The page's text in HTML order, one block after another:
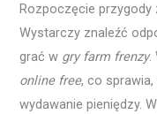
Rozpoczęcie przygody
Wystarczy znaleźć
grać w gry farm frenzy.
online free, co
wydawanie pieniędzy.